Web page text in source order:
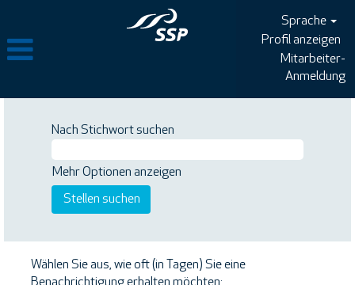
Sprache
Profil anzeigen
Mitarbeiter-
Anmeldung
Nach Stichwort suchen
Mehr Optionen anzeigen
Wählen Sie aus, wie oft (in Tagen) Sie eine